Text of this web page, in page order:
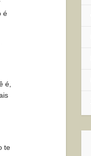
é
é,
te